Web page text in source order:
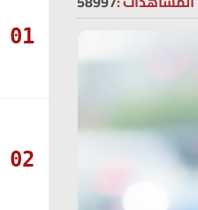
01
02